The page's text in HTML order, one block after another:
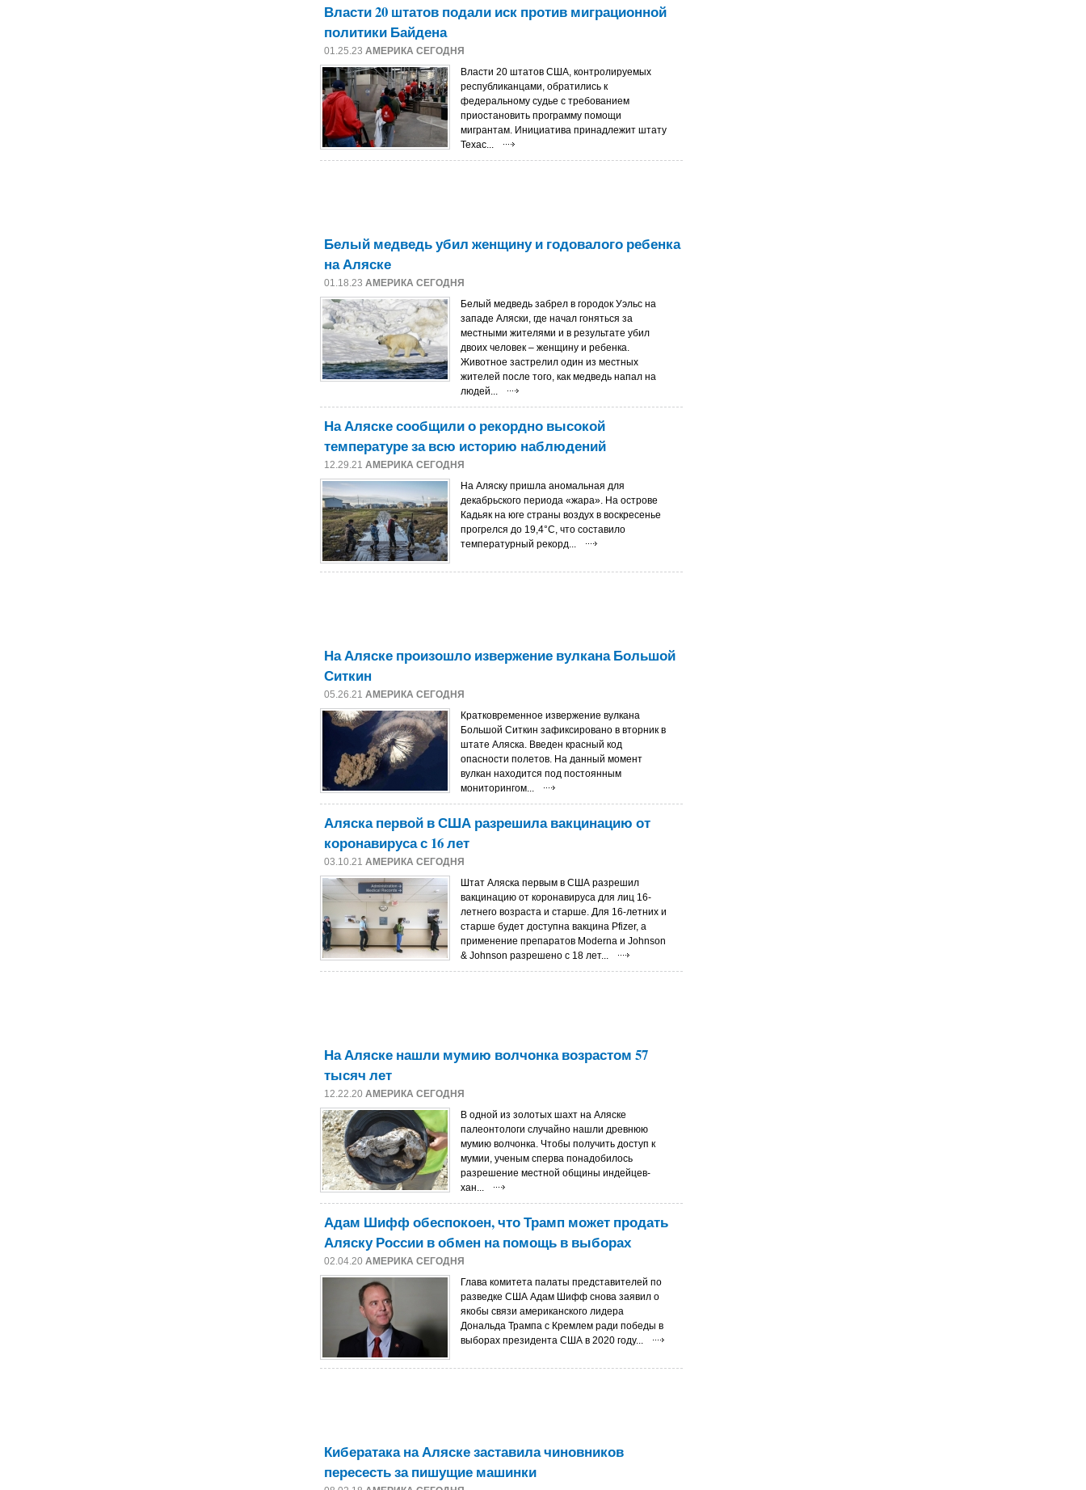
Власти 20 штатов подали иск против миграционной
политики Байдена
01.25.23 АМЕРИКА СЕГОДНЯ
Власти 20 штатов США, контролируемых
республиканцами, обратились к
федеральному судье с требованием
приостановить программу помощи
мигрантам. Инициатива принадлежит штату
Техас...
Белый медведь убил женщину и годовалого ребенка
на Аляске
01.18.23 АМЕРИКА СЕГОДНЯ
Белый медведь забрел в городок Уэльс на
западе Аляски, где начал гоняться за
местными жителями и в результате убил
двоих человек – женщину и ребенка.
Животное застрелил один из местных
жителей после того, как медведь напал на
людей...
На Аляске сообщили о рекордно высокой
температуре за всю историю наблюдений
12.29.21 АМЕРИКА СЕГОДНЯ
На Аляску пришла аномальная для
декабрьского периода «жара». На острове
Кадьяк на юге страны воздух в воскресенье
прогрелся до 19,4°C, что составило
температурный рекорд...
На Аляске произошло извержение вулкана Большой
Ситкин
05.26.21 АМЕРИКА СЕГОДНЯ
Кратковременное извержение вулкана
Большой Ситкин зафиксировано в вторник в
штате Аляска. Введен красный код
опасности полетов. На данный момент
вулкан находится под постоянным
мониторингом...
Аляска первой в США разрешила вакцинацию от
коронавируса с 16 лет
03.10.21 АМЕРИКА СЕГОДНЯ
Штат Аляска первым в США разрешил
вакцинацию от коронавируса для лиц 16-
летнего возраста и старше. Для 16-летних и
старше будет доступна вакцина Pfizer, а
применение препаратов Moderna и Johnson
& Johnson разрешено с 18 лет...
На Аляске нашли мумию волчонка возрастом 57
тысяч лет
12.22.20 АМЕРИКА СЕГОДНЯ
В одной из золотых шахт на Аляске
палеонтологи случайно нашли древнюю
мумию волчонка. Чтобы получить доступ к
мумии, ученым сперва понадобилось
разрешение местной общины индейцев-
хан...
Адам Шифф обеспокоен, что Трамп может продать
Аляску России в обмен на помощь в выборах
02.04.20 АМЕРИКА СЕГОДНЯ
Глава комитета палаты представителей по
разведке США Адам Шифф снова заявил о
якобы связи американского лидера
Дональда Трампа с Кремлем ради победы в
выборах президента США в 2020 году...
Кибератака на Аляске заставила чиновников
пересесть за пишущие машинки